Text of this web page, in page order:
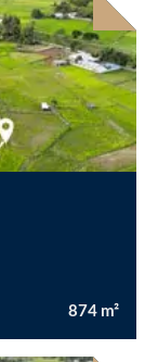
874 m²